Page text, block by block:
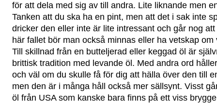
för att dela med sig av till andra. Lite liknande men
Tanken att du ska ha en pint, men att det i sak inte
dricker den eller inte är lite intressant och går nog
här fallet bör man också minnas eller ha vetskap om
Till skillnad från en butteljerad eller keggad öl är
brittisk tradition med levande öl. Med andra ord
och väl om du skulle få för dig att hälla över den till
men den är i många håll också mer sällsynt. Visst
öl från USA som kanske bara finns på ett viss